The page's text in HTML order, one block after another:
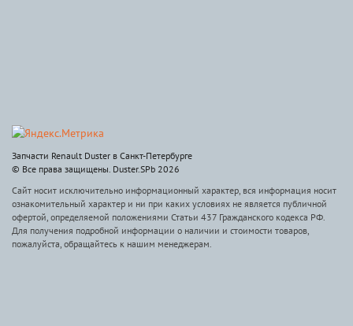
Запчасти Renault Duster в Санкт-Петербурге
© Все права защищены. Duster.SPb 2026
Сайт носит исключительно информационный характер, вся информация носит
ознакомительный характер и ни при каких условиях не является публичной
офертой, определяемой положениями Статьи 437 Гражданского кодекса РФ.
Для получения подробной информации о наличии и стоимости товаров,
пожалуйста, обращайтесь к нашим менеджерам.